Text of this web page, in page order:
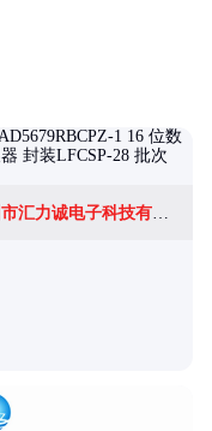
深圳市汇力诚电子科技有限公司